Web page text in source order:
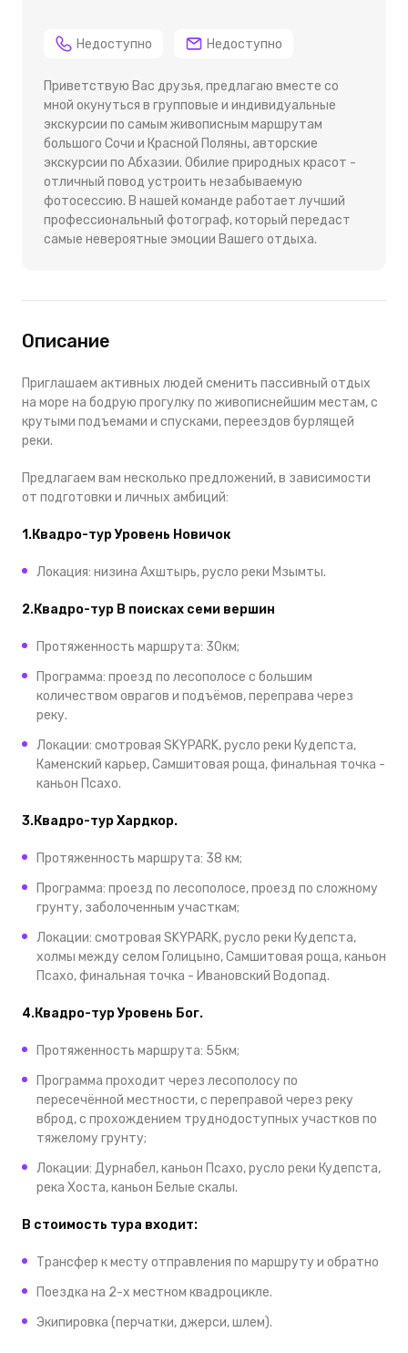
Недоступно Недоступно
Приветствую Вас друзья, предлагаю вместе со
мной окунуться в групповые и индивидуальные
экскурсии по самым живописным маршрутам
большого Сочи и Красной Поляны, авторские
экскурсии по Абхазии. Обилие природных красот -
отличный повод устроить незабываемую
фотосессию. В нашей команде работает лучший
профессиональный фотограф, который передаст
самые невероятные эмоции Вашего отдыха.
Описание
Приглашаем активных людей сменить пассивный отдых
на море на бодрую прогулку по живописнейшим местам, с
крутыми подъемами и спусками, переездов бурлящей
реки.
Предлагаем вам несколько предложений, в зависимости
от подготовки и личных амбиций:
1.Квадро-тур Уровень Новичок
Локация: низина Ахштырь, русло реки Мзымты.
2.Квадро-тур В поисках семи вершин
Протяженность маршрута: 30км;
Программа: проезд по лесополосе с большим
количеством оврагов и подъёмов, переправа через
реку.
Локации: смотровая SKYPARK, русло реки Кудепста,
Каменский карьер, Самшитовая роща, финальная точка -
каньон Псахо.
3.Квадро-тур Хардкор.
Протяженность маршрута: 38 км;
Программа: проезд по лесополосе, проезд по сложному
грунту, заболоченным участкам;
Локации: смотровая SKYPARK, русло реки Кудепста,
холмы между селом Голицыно, Самшитовая роща, каньон
Псахо, финальная точка - Ивановский Водопад.
4.Квадро-тур Уровень Бог.
Протяженность маршрута: 55км;
Программа проходит через лесополосу по
пересечённой местности, с переправой через реку
вброд, с прохождением труднодоступных участков по
тяжелому грунту;
Локации: Дурнабел, каньон Псахо, русло реки Кудепста,
река Хоста, каньон Белые скалы.
В стоимость тура входит:
Трансфер к месту отправления по маршруту и обратно
Поездка на 2-х местном квадроцикле.
Экипировка (перчатки, джерси, шлем).